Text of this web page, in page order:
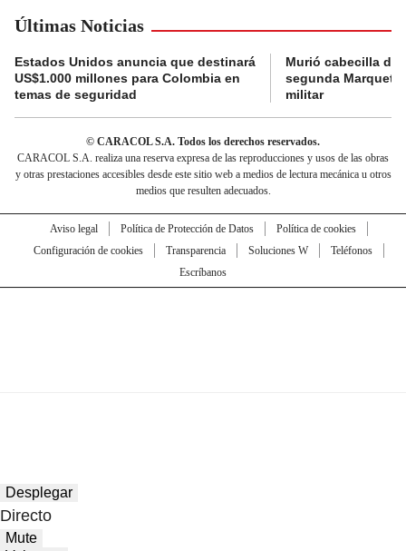
Últimas Noticias
Estados Unidos anuncia que destinará
US$1.000 millones para Colombia en
temas de seguridad
Murió cabecilla de
segunda
militar
© CARACOL S.A. Todos los derechos reservados.
CARACOL S.A. realiza una reserva expresa de las reproducciones y usos de las obras
y otras prestaciones accesibles desde este sitio web a medios de lectura mecánica u otros
medios que resulten adecuados.
Aviso legal Política de Protección de Datos
Política de cookies
Configuración de cookies
Transparencia Soluciones W
Teléfonos
Escríbanos
Desplegar
Directo